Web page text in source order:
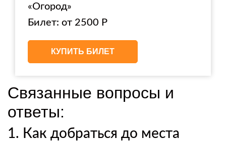
«Огород»
Билет: от 2500 Р
КУПИТЬ БИЛЕТ
Связанные вопросы и
ответы:
1. Как добраться до места